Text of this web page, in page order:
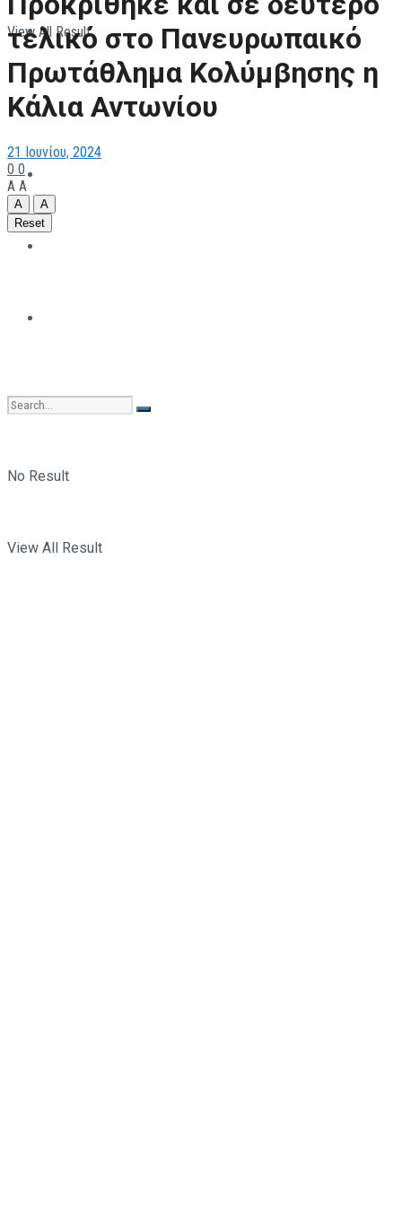
ΠΑΡΑΘΛΗΤΙΣΜΟΣ
ΜΗΧΑΝΟΚΙΝΗΤΑ
No Result
View All Result
View All Result
τελικό στο Πανευρωπαικό
Πρωτάθλημα Κολύμβησης η
Κάλια Αντωνίου
21 Ιουνίου, 2024
0 0
A A
A
A
Reset